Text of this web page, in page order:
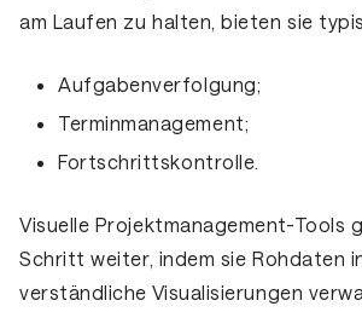
am Laufen zu halten, bieten sie
Aufgabenverfolgung;
Terminmanagement;
Fortschrittskontrolle.
Visuelle Projektmanagement-Tools
Schritt weiter, indem sie Rohdaten
verständliche Visualisierungen